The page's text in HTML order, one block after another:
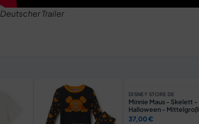
Deutscher Trailer
DISNEY STORE DE
Minnie Maus - Skelett -
Halloween -
Kuscheltier - 36 cm
37,00 €